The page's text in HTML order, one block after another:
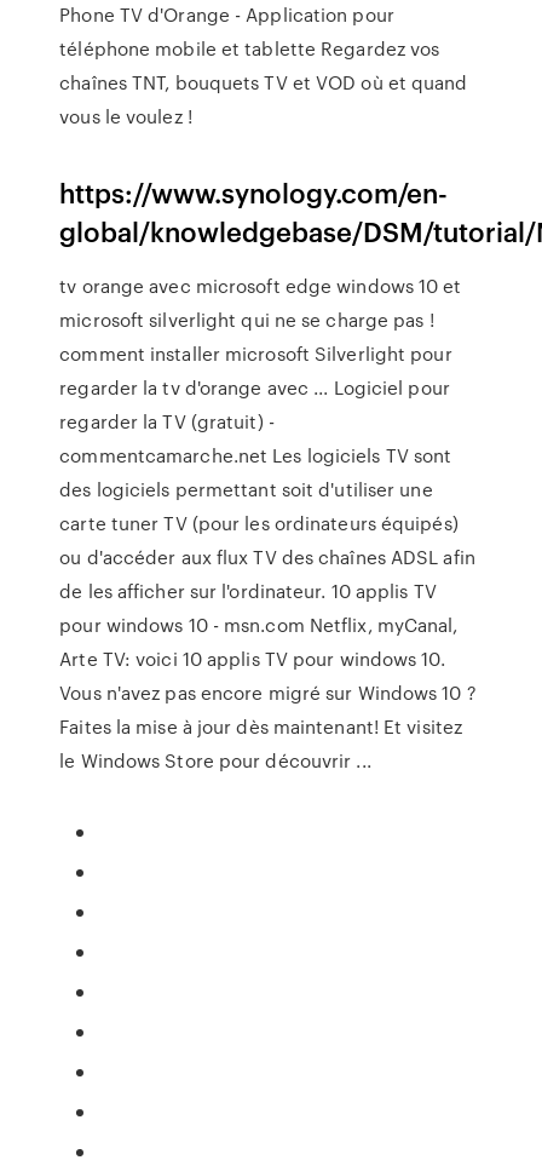
Phone TV d'Orange - Application pour
téléphone mobile et tablette Regardez vos
chaînes TNT, bouquets TV et VOD où et quand
vous le voulez !
https://www.synology.com/en-
global/knowledgebase/DSM/tutorial/
tv orange avec microsoft edge windows 10 et
microsoft silverlight qui ne se charge pas !
comment installer microsoft Silverlight pour
regarder la tv d'orange avec ... Logiciel pour
regarder la TV (gratuit) -
commentcamarche.net Les logiciels TV sont
des logiciels permettant soit d'utiliser une
carte tuner TV (pour les ordinateurs équipés)
ou d'accéder aux flux TV des chaînes ADSL afin
de les afficher sur l'ordinateur. 10 applis TV
pour windows 10 - msn.com Netflix, myCanal,
Arte TV: voici 10 applis TV pour windows 10.
Vous n'avez pas encore migré sur Windows 10 ?
Faites la mise à jour dès maintenant! Et visitez
le Windows Store pour découvrir ...